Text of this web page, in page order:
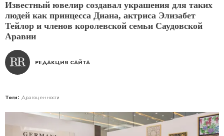
Известный ювелир создавал украшения для таких
людей как принцесса Диана, актриса Элизабет
Тейлор и членов королевской семьи Саудовской
Аравии
РЕДАКЦИЯ САЙТА
Теги: Драгоценности